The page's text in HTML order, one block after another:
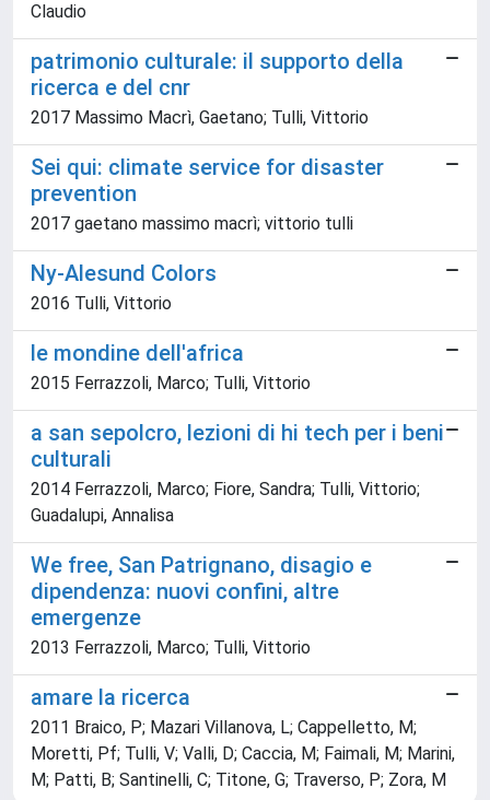
Claudio
patrimonio culturale: il supporto della
ricerca e del cnr
2017 Massimo Macrì, Gaetano; Tulli, Vittorio
Sei qui: climate service for disaster
prevention
2017 gaetano massimo macrì; vittorio tulli
Ny-Alesund Colors
2016 Tulli, Vittorio
le mondine dell'africa
2015 Ferrazzoli, Marco; Tulli, Vittorio
a san sepolcro, lezioni di hi tech per i beni
culturali
2014 Ferrazzoli, Marco; Fiore, Sandra; Tulli, Vittorio;
Guadalupi, Annalisa
We free, San Patrignano, disagio e
dipendenza: nuovi confini, altre
emergenze
2013 Ferrazzoli, Marco; Tulli, Vittorio
amare la ricerca
2011 Braico, P; Mazari Villanova, L; Cappelletto, M;
Moretti, Pf; Tulli, V; Valli, D; Caccia, M; Faimali, M; Marini,
M; Patti, B; Santinelli, C; Titone, G; Traverso, P; Zora, M